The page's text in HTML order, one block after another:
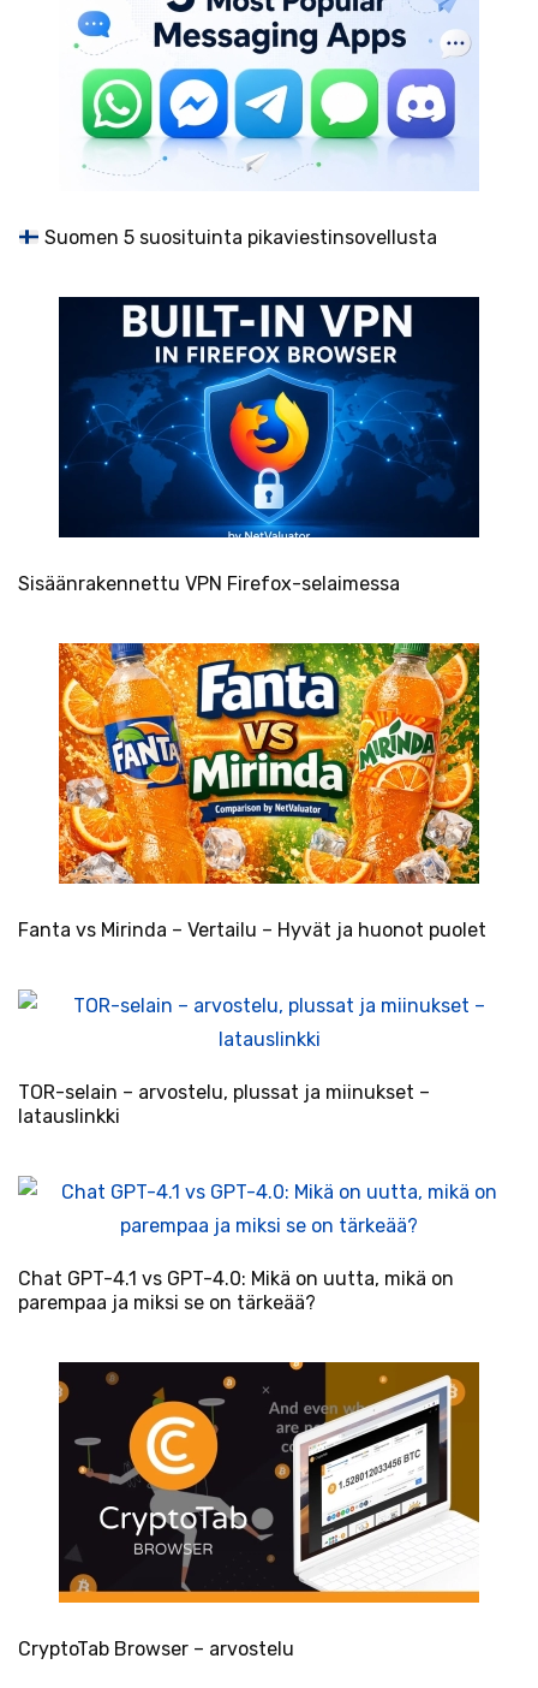
Suomen 5 suosituinta pikaviestinsovellusta
Sisäänrakennettu VPN Firefox-selaimessa
Fanta vs Mirinda – Vertailu – Hyvät ja huonot puolet
TOR-selain – arvostelu, plussat ja miinukset –
latauslinkki
Chat GPT-4.1 vs GPT-4.0: Mikä on uutta, mikä on
parempaa ja miksi se on tärkeää?
CryptoTab Browser – arvostelu